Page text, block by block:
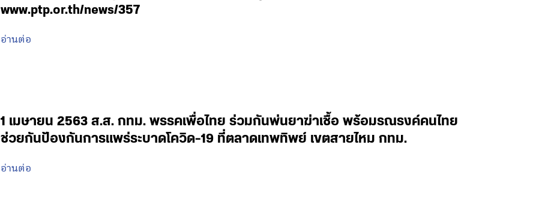
www.ptp.or.th/news/357
อ่านต่อ
1 เมษายน 2563 ส.ส. กทม. พรรคเพื่อไทย ร่วมกันพ่นยาฆ่าเชื้อ พร้อมรณรงค์คนไทย
ช่วยกันป้องกันการแพร่ระบาดโควิด-19 ที่ตลาดเทพทิพย์ เขตสายไหม กทม.
อ่านต่อ